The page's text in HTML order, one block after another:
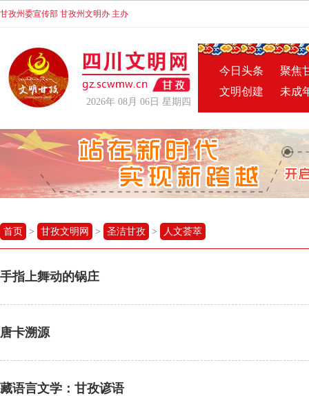
甘孜州委宣传部 甘孜州文明办 主办
2026年 08月 06日 星期四
今日头条
聚焦
文明创建
未成
首页 > 甘孜文明网 > 圣洁甘孜 > 人文荟萃
手指上舞动的锅庄
唐卡溯源
藏语言文学：甘孜谚语